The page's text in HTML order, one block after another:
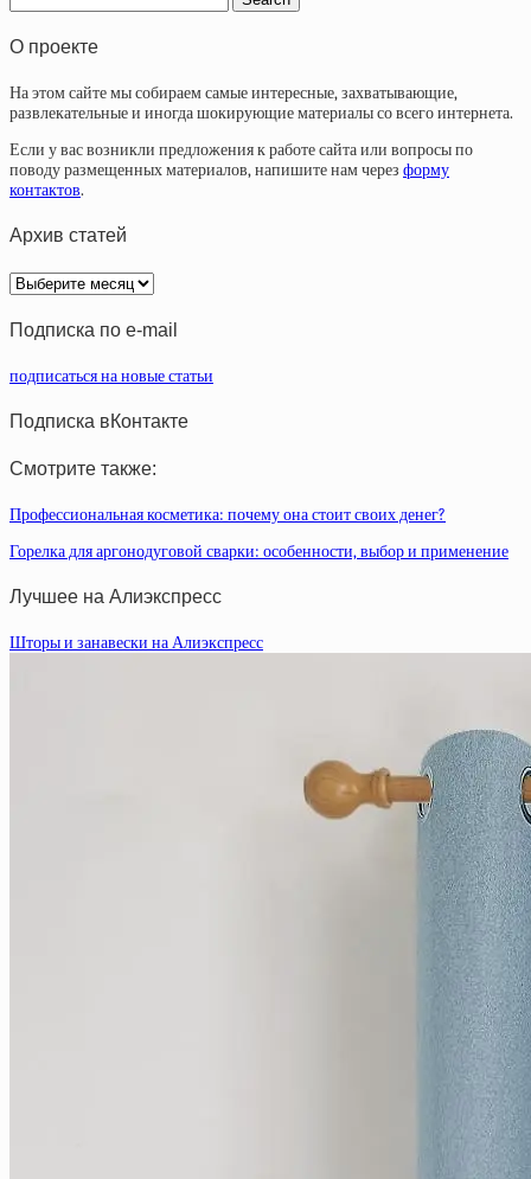
О проекте
На этом сайте мы собираем самые интересные, захватывающие,
развлекательные и иногда шокирующие материалы со всего интернета.
Если у вас возникли предложения к работе сайта или вопросы по
поводу размещенных материалов, напишите нам через форму
контактов.
Архив статей
Архив
статей
Подписка по e-mail
подписаться на новые статьи
Подписка вКонтакте
Смотрите также:
Профессиональная косметика: почему она стоит своих денег?
Горелка для аргонодуговой сварки: особенности, выбор и применение
Лучшее на Алиэкспресс
Шторы и занавески на Алиэкспресс